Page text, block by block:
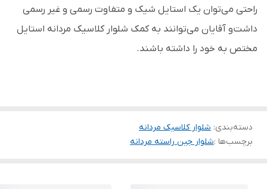
راحتی می‌توان یک استایل شیک و متفاوت رسمی و غیر رسمی
داشت و آقایان می‌توانند به کمک شلوار کلاسیک مردانه استایل
مختص به خود را داشته باشند.
دسته‌بندی: شلوار کلاسیک مردانه
برچسب‌ها :شلوار جین راسته مردانه